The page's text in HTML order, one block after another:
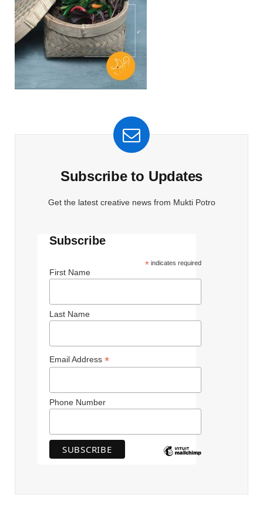
Subscribe to Updates
Get the latest creative news from Mukti Potro
Subscribe
* indicates required
First Name
Last Name
Email Address *
Phone Number